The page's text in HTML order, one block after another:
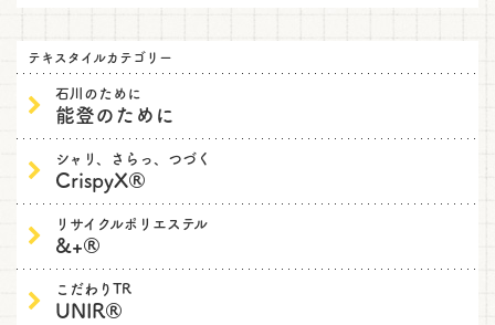
テキスタイルカテゴリー
石川のために
能登のために
シャリ、さらっ、つづく
CrispyX®
リサイクルポリエステル
&+®
こだわりTR
UNIR®